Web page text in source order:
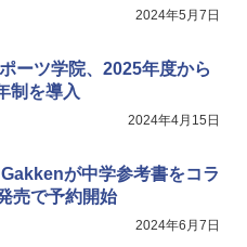
版(KUMON PUBLISHING) ロジ
LK-10
実験用キャビネット
2024年5月7日
ーツ学院、2025年度から
制を導入
2024年4月15日
が中学参考書をコラ
売で予約開始
2024年6月7日